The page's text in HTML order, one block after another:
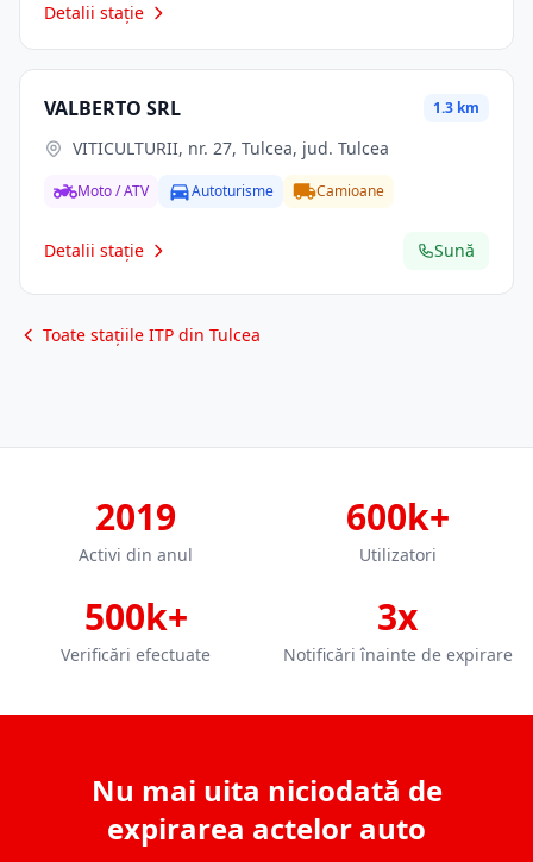
Detalii stație
VALBERTO SRL 1.3 km
VITICULTURII, nr. 27, Tulcea, jud. Tulcea
Moto / ATV Autoturisme Camioane
Detalii stație Sună
Toate stațiile ITP din Tulcea
2019
Activi din anul
600k+
Utilizatori
500k+
Verificări efectuate
3x
Notificări înainte de expirare
Nu mai uita niciodată de
expirarea actelor auto